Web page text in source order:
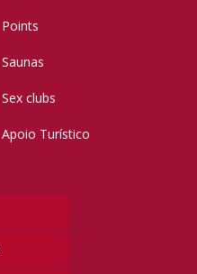
Points
Saunas
Sex clubs
Apoio Turístico